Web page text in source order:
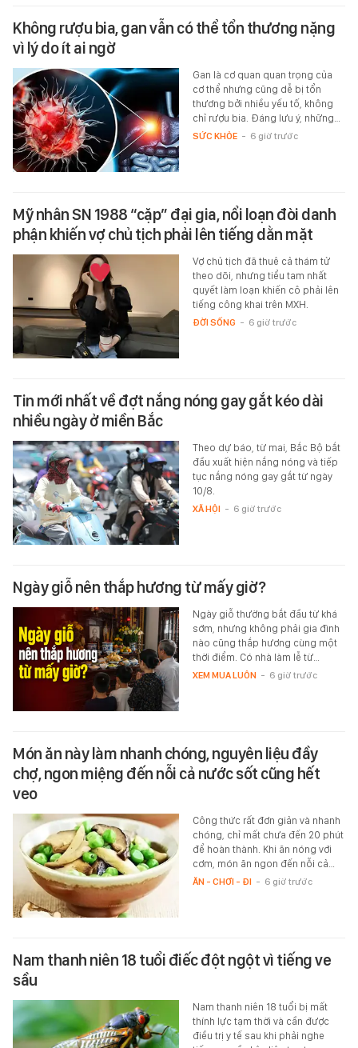
Không rượu bia, gan vẫn có thể tổn thương nặng
vì lý do ít ai ngờ
Gan là cơ quan quan trọng của
cơ thể nhưng cũng dễ bị tổn
thương bởi nhiều yếu tố, không
chỉ rượu bia. Đáng lưu ý, những…
SỨC KHỎE - 6 giờ trước
Mỹ nhân SN 1988 “cặp” đại gia, nổi loạn đòi danh
phận khiến vợ chủ tịch phải lên tiếng dằn mặt
Vợ chủ tịch đã thuê cả thám tử
theo dõi, nhưng tiểu tam nhất
quyết làm loạn khiến cô phải lên
tiếng công khai trên MXH.
ĐỜI SỐNG - 6 giờ trước
Tin mới nhất về đợt nắng nóng gay gắt kéo dài
nhiều ngày ở miền Bắc
Theo dự báo, từ mai, Bắc Bộ bắt
đầu xuất hiện nắng nóng và tiếp
tục nắng nóng gay gắt từ ngày
10/8.
XÃ HỘI - 6 giờ trước
Ngày giỗ nên thắp hương từ mấy giờ?
Ngày giỗ thường bắt đầu từ khá
sớm, nhưng không phải gia đình
nào cũng thắp hương cùng một
thời điểm. Có nhà làm lễ từ…
XEM MUA LUÔN - 6 giờ trước
Món ăn này làm nhanh chóng, nguyên liệu đầy
chợ, ngon miệng đến nỗi cả nước sốt cũng hết
veo
Công thức rất đơn giản và nhanh
chóng, chỉ mất chưa đến 20 phút
để hoàn thành. Khi ăn nóng với
cơm, món ăn ngon đến nỗi cả…
ĂN - CHƠI - ĐI - 6 giờ trước
Nam thanh niên 18 tuổi điếc đột ngột vì tiếng ve
sầu
Nam thanh niên 18 tuổi bị mất
thính lực tạm thời và cần được
điều trị y tế sau khi phải nghe